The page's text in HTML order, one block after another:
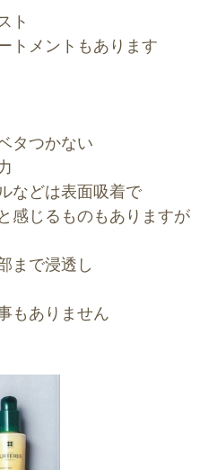
ト
トメントもあります
タつかない
などは表面吸着で
感じるものもありますが
まで浸透し
もありません